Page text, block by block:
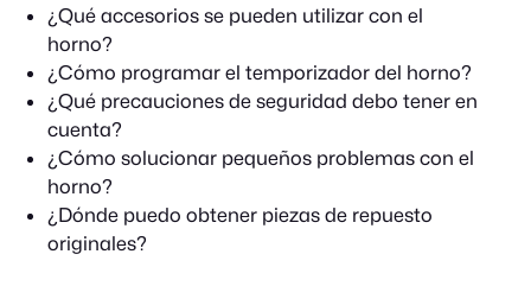
¿Qué accesorios se pueden utilizar con el
horno?
¿Cómo programar el temporizador del horno?
¿Qué precauciones de seguridad debo tener en
cuenta?
¿Cómo solucionar pequeños problemas con el
horno?
¿Dónde puedo obtener piezas de repuesto
originales?